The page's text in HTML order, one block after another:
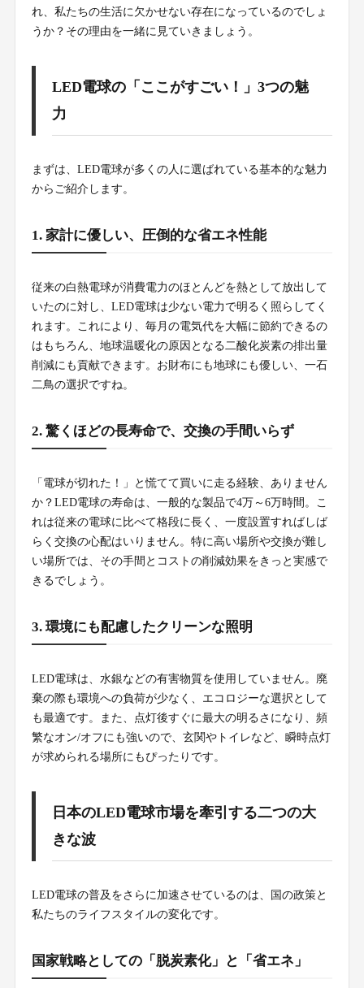
れ、私たちの生活に欠かせない存在になっているのでしょ
うか？その理由を一緒に見ていきましょう。
LED電球の「ここがすごい！」3つの魅
力
まずは、LED電球が多くの人に選ばれている基本的な魅力
からご紹介します。
1. 家計に優しい、圧倒的な省エネ性能
従来の白熱電球が消費電力のほとんどを熱として放出して
いたのに対し、LED電球は少ない電力で明るく照らしてく
れます。これにより、毎月の電気代を大幅に節約できるの
はもちろん、地球温暖化の原因となる二酸化炭素の排出量
削減にも貢献できます。お財布にも地球にも優しい、一石
二鳥の選択ですね。
2. 驚くほどの長寿命で、交換の手間いらず
「電球が切れた！」と慌てて買いに走る経験、ありません
か？LED電球の寿命は、一般的な製品で4万～6万時間。こ
れは従来の電球に比べて格段に長く、一度設置すればしば
らく交換の心配はいりません。特に高い場所や交換が難し
い場所では、その手間とコストの削減効果をきっと実感で
きるでしょう。
3. 環境にも配慮したクリーンな照明
LED電球は、水銀などの有害物質を使用していません。廃
棄の際も環境への負荷が少なく、エコロジーな選択として
も最適です。また、点灯後すぐに最大の明るさになり、頻
繁なオン/オフにも強いので、玄関やトイレなど、瞬時点灯
が求められる場所にもぴったりです。
日本のLED電球市場を牽引する二つの大
きな波
LED電球の普及をさらに加速させているのは、国の政策と
私たちのライフスタイルの変化です。
国家戦略としての「脱炭素化」と「省エネ」